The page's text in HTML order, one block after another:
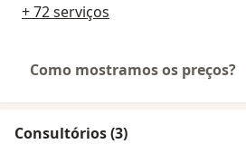
+ 72 serviços
Como mostramos os preços?
Consultórios (3)